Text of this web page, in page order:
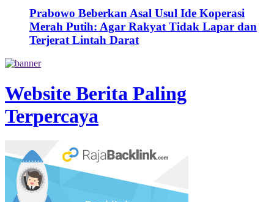
Prabowo Beberkan Asal Usul Ide Koperasi
Merah Putih: Agar Rakyat Tidak Lapar dan
Terjerat Lintah Darat
Website Berita Paling
Terpercaya